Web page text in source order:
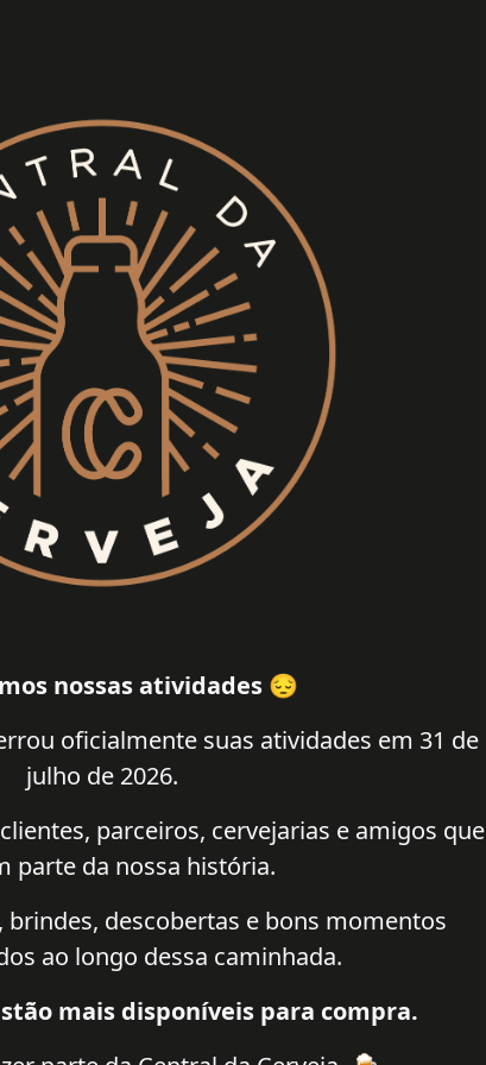
nossas atividades 😔
oficialmente suas atividades em 31 de
julho de 2026.
parceiros, cervejarias e amigos que
parte da nossa história.
descobertas e bons momentos
ao longo dessa caminhada.
mais disponíveis para compra.